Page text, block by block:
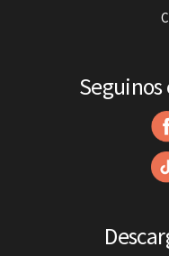
Seguinos